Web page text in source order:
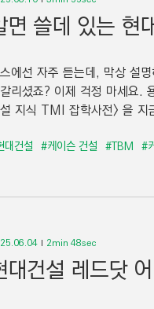
면 쓸데 있는 현
에선 자주 듣는데, 막상 설
리셨죠? 이제 걱정 마세요.
지식 TMI 잡학사전> 을 지
대건설 #케이슨 건설 #TBM #
2min 48sec
대건설 레드닷